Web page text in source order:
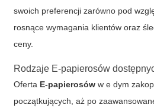
swoich preferencji zarówno pod
rosnące wymagania klientów oraz
ceny.
Rodzaje E-papierosów
Oferta E-papierosów we dym
początkujących, aż po